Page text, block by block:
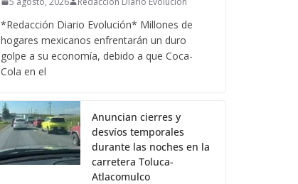
*Redacción Diario Evolución* Millones de
hogares mexicanos enfrentarán un duro
golpe a su economía, debido a que Coca-
Cola en el
Anuncian cierres y
desvíos temporales
durante las noches en la
carretera Toluca-
Atlacomulco